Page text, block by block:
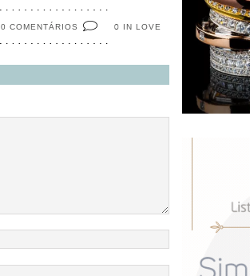
0 IN LOVE
0 COMENTÁRIOS